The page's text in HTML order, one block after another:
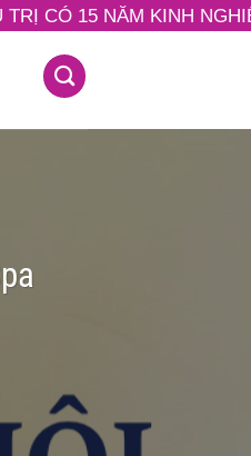
NGHIỆM TRONG LĨNH